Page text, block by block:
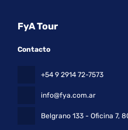
FyA Tour
Contacto
+54 9 2914 72-7573
info@fya.com.ar
Belgrano 133 - Oficina 7,